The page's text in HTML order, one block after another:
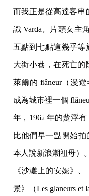
而我正是從高達客串
識 Varda。片頭女主
五點到七點這幾乎等
大街小巷，在死亡的
萊爾的 flâneur（漫
成為城市裡一個
年，1962 年的楚浮
比他們早一點開始拍
本人說新浪潮祖母）
《沙灘上的安妮》
景》（Les glaneurs et